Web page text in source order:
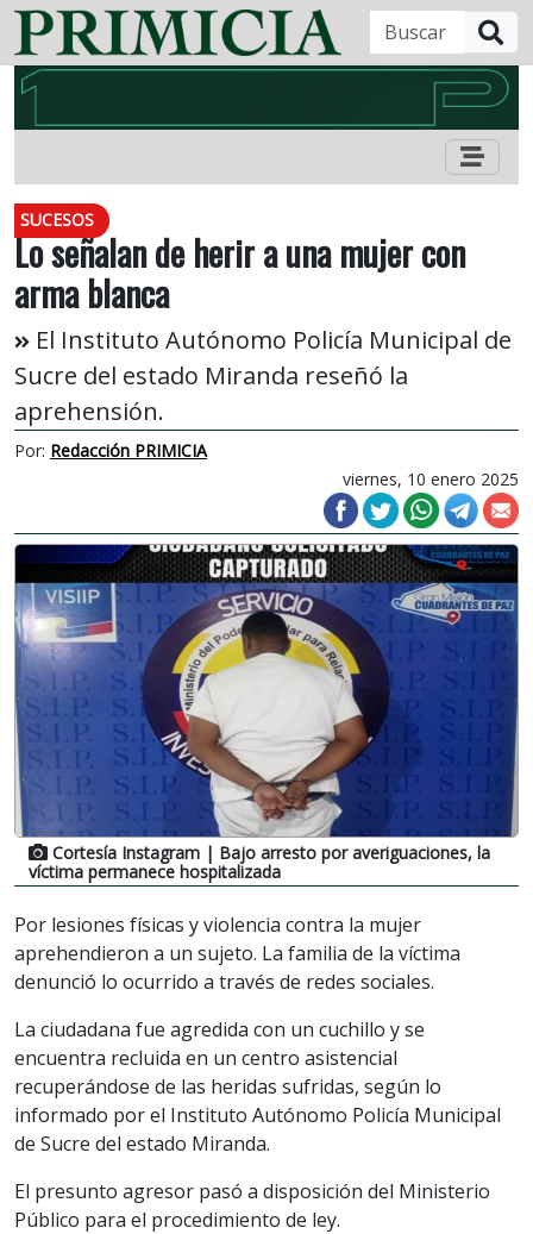
SUCESOS
Lo señalan de herir a una mujer con
arma blanca
El Instituto Autónomo Policía Municipal de
Sucre del estado Miranda reseñó la
aprehensión.
Por: Redacción PRIMICIA
viernes, 10 enero 2025
Cortesía Instagram | Bajo arresto por averiguaciones, la
víctima permanece hospitalizada
Por lesiones físicas y violencia contra la mujer
aprehendieron a un sujeto. La familia de la víctima
denunció lo ocurrido a través de redes sociales.
La ciudadana fue agredida con un cuchillo y se
encuentra recluida en un centro asistencial
recuperándose de las heridas sufridas, según lo
informado por el Instituto Autónomo Policía Municipal
de Sucre del estado Miranda.
El presunto agresor pasó a disposición del Ministerio
Público para el procedimiento de ley.